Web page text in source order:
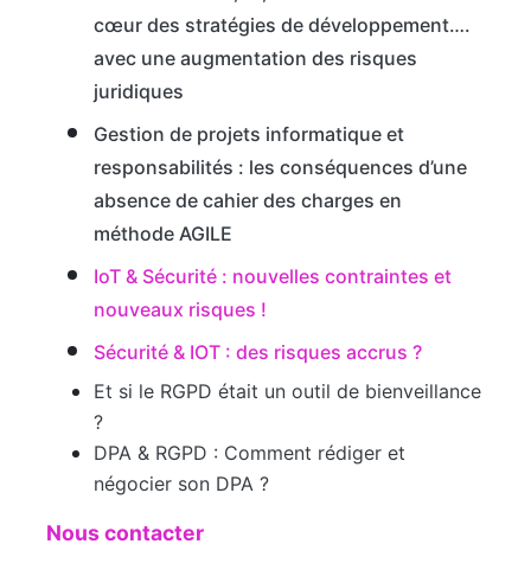
cœur des stratégies de développement….
avec une augmentation des risques
juridiques
Gestion de projets informatique et
responsabilités : les conséquences d’une
absence de cahier des charges en
méthode AGILE
IoT & Sécurité : nouvelles contraintes et
nouveaux risques !
Sécurité & IOT : des risques accrus ?
Et si le RGPD était un outil de bienveillance
?
DPA & RGPD : Comment rédiger et
négocier son DPA ?
Nous contacter